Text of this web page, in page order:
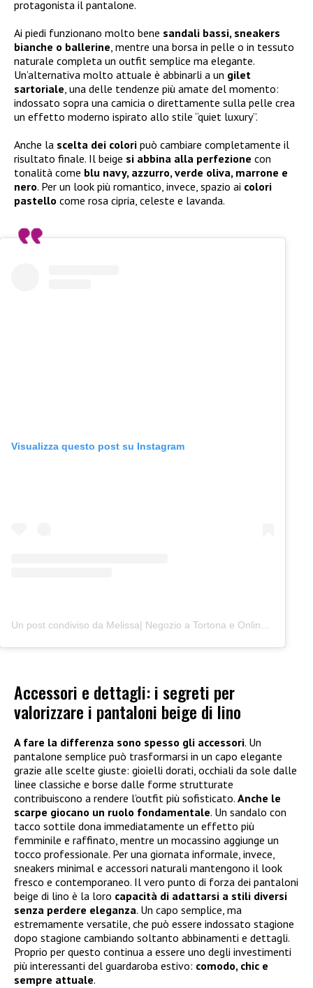
protagonista il pantalone.
Ai piedi funzionano molto bene sandali bassi, sneakers
bianche o ballerine , mentre una borsa in pelle o in tessuto
naturale completa un outfit semplice ma elegante.
Un’alternativa molto attuale è abbinarli a un gilet
sartoriale , una delle tendenze più amate del momento:
indossato sopra una camicia o direttamente sulla pelle crea
un effetto moderno ispirato allo stile “quiet luxury”.
Anche la scelta dei colori può cambiare completamente il
risultato finale. Il beige si abbina alla perfezione con
tonalità come blu navy, azzurro, verde oliva, marrone e
nero. Per un look più romantico, invece, spazio ai colori
pastello come rosa cipria, celeste e lavanda.
Visualizza questo post su Instagram
Accessori e dettagli: i segreti per
valorizzare i pantaloni beige di lino
A fare la differenza sono spesso gli accessori. Un
pantalone semplice può trasformarsi in un capo elegante
grazie alle scelte giuste: gioielli dorati, occhiali da sole dalle
linee classiche e borse dalle forme strutturate
contribuiscono a rendere l’outfit più sofisticato. Anche le
scarpe giocano un ruolo fondamentale. Un sandalo con
tacco sottile dona immediatamente un effetto più
femminile e raffinato, mentre un mocassino aggiunge un
tocco professionale. Per una giornata informale, invece,
sneakers minimal e accessori naturali mantengono il look
fresco e contemporaneo. Il vero punto di forza dei pantaloni
beige di lino è la loro capacità di adattarsi a stili diversi
senza perdere eleganza. Un capo semplice, ma
estremamente versatile, che può essere indossato stagione
dopo stagione cambiando soltanto abbinamenti e dettagli.
Proprio per questo continua a essere uno degli investimenti
più interessanti del guardaroba estivo: comodo, chic e
sempre attuale.